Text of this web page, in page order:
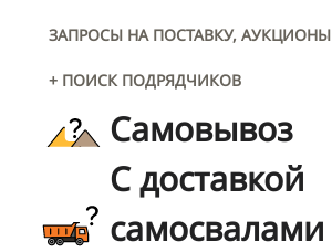
ЗАПРОСЫ НА ПОСТАВКУ, АУКЦИОНЫ
+ ПОИСК ПОДРЯДЧИКОВ
Самовывоз
С доставкой
самосвалами